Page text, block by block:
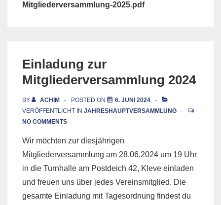
Mitgliederversammlung-2025.pdf
Einladung zur
Mitgliederversammlung 2024
BY ACHIM POSTED ON
6. JUNI 2024
VERÖFFENTLICHT IN JAHRESHAUPTVERSAMMLUNG
NO COMMENTS
Wir möchten zur diesjährigen
Mitgliederversammlung am 28.06.2024 um 19 Uhr
in die Turnhalle am Postdeich 42, Kleve einladen
und freuen uns über jedes Vereinsmitglied. Die
gesamte Einladung mit Tagesordnung findest du